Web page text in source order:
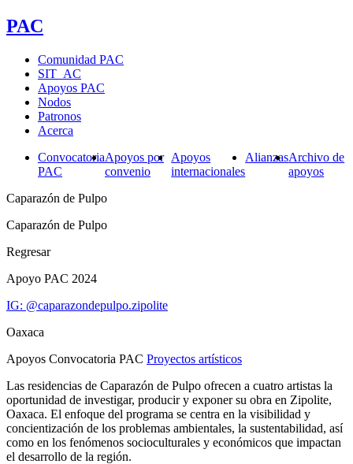
PAC
Comunidad PAC
SIT_AC
Apoyos PAC
Nodos
Patronos
Acerca
Convocatoria
PAC
Apoyos por
convenio
Apoyos
internacionales
AlianzasArchivo de
apoyos
Caparazón de Pulpo
Caparazón de Pulpo
Regresar
Apoyo PAC 2024
IG: @caparazondepulpo.zipolite
Oaxaca
Apoyos Convocatoria PAC Proyectos artísticos
Las residencias de Caparazón de Pulpo ofrecen a cuatro artistas la
oportunidad de investigar, producir y exponer su obra en Zipolite,
Oaxaca. El enfoque del programa se centra en la visibilidad y
concientización de los problemas ambientales, la sustentabilidad, así
como en los fenómenos socioculturales y económicos que impactan
el desarrollo de la región.